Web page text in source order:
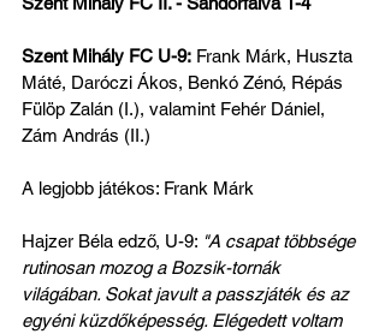
Szent Mihály FC U-9: Frank Márk, Huszta
Máté, Daróczi Ákos, Benkó Zénó, Répás
Fülöp Zalán (I.), valamint Fehér Dániel,
Zám András (II.)
A legjobb játékos: Frank Márk
Hajzer Béla edző, U-9: "A csapat többsége
rutinosan mozog a Bozsik-tornák
világában. Sokat javult a passzjáték és az
egyéni küzdőképesség. Elégedett voltam